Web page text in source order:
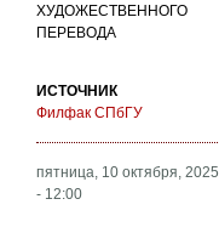
ХУДОЖЕСТВЕННОГО
ПЕРЕВОДА
ИСТОЧНИК
Филфак СПбГУ
пятница, 10 октября, 2025
- 12:00